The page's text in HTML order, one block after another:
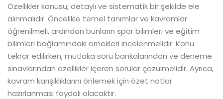
Özellikler konusu, detaylı ve sistematik bir şekilde ele
alınmalıdır. Öncelikle temel tanımlar ve kavramlar
öğrenilmeli, ardından bunların spor bilimleri ve eğitim
bilimleri bağlamındaki örnekleri incelenmelidir. Konu
tekrar edilirken, mutlaka soru bankalarından ve deneme
sınavlarından özellikler içeren sorular çözülmelidir. Ayrıca,
kavram karışıklıklarını önlemek için özet notlar
hazırlanması faydalı olacaktır.